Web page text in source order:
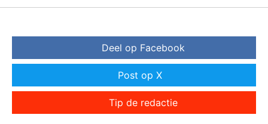
Deel op Facebook
Post op X
Tip de redactie